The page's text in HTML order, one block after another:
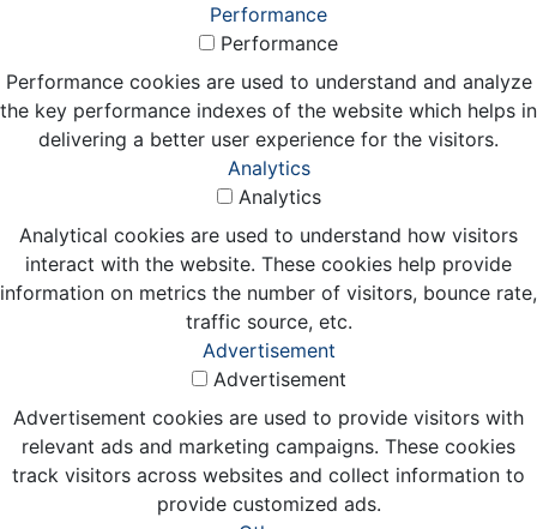
Performance
Performance
Performance cookies are used to understand and analyze
the key performance indexes of the website which helps in
delivering a better user experience for the visitors.
Analytics
Analytics
Analytical cookies are used to understand how visitors
interact with the website. These cookies help provide
information on metrics the number of visitors, bounce rate,
traffic source, etc.
Advertisement
Advertisement
Advertisement cookies are used to provide visitors with
relevant ads and marketing campaigns. These cookies
track visitors across websites and collect information to
provide customized ads.